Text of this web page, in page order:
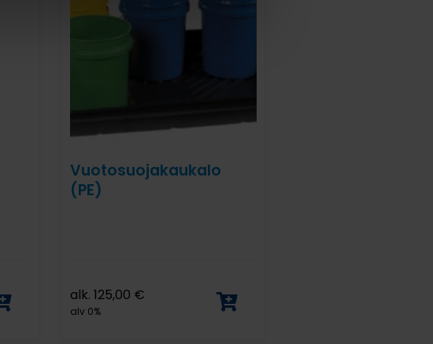
Vuotosuojakaukalo
(PE)
alk. 125,00 €
alv 0%